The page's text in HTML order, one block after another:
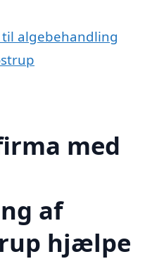
algebehandling
med
af
hjælpe